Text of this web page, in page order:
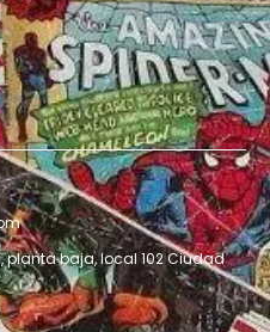
planta baja, local 102 Ciudad